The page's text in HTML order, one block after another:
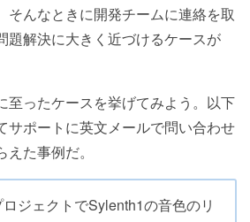
そんなときに開発チームに連絡を取
題解決に大きく近づけるケースが
至ったケースを挙げてみよう。以下
サポートに英文メールで問い合わせ
た事例だ。
ジェクトでSylenth1の音色のリ